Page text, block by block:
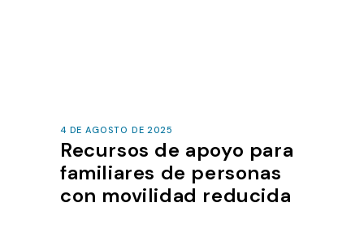
4 DE AGOSTO DE 2025
Recursos de apoyo para
familiares de personas
con movilidad reducida